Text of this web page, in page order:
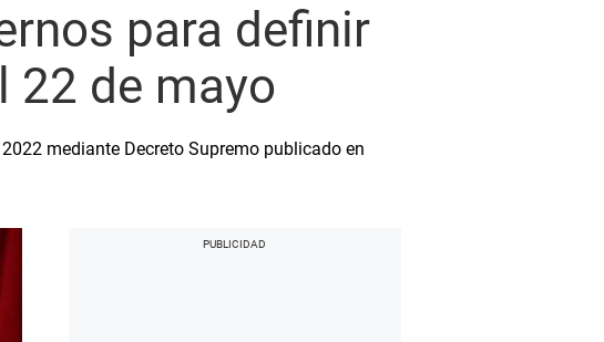
para definir
22 de mayo
mediante Decreto Supremo publicado en